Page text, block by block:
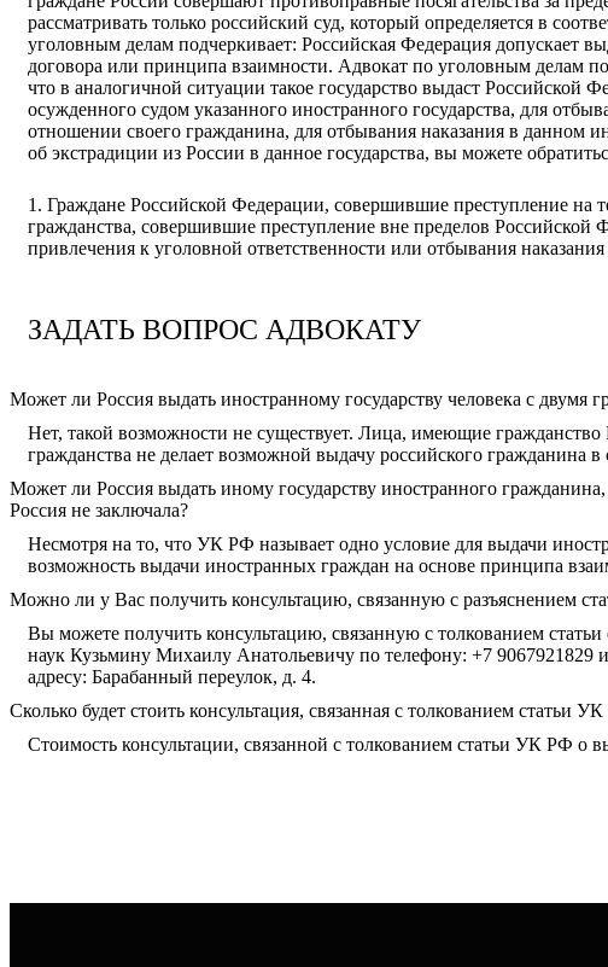
рассматривать только российский суд, который определяется в
уголовным делам подчеркивает: Российская Федерация допускает
договора или принципа взаимности. Адвокат по уголовным делам
что в аналогичной ситуации такое государство выдаст Российской
осужденного судом указанного иностранного государства, для
отношении своего гражданина, для отбывания наказания в данном
об экстрадиции из России в данное государства, вы можете
1. Граждане Российской Федерации, совершившие преступление на
гражданства, совершившие преступление вне пределов
привлечения к уголовной ответственности или отбывания
ЗАДАТЬ ВОПРОС АДВОКАТУ
Может ли Россия выдать иностранному государству человека с двумя
Нет, такой возможности не существует. Лица, имеющие
гражданства не делает возможной выдачу российского гражданина в
Может ли Россия выдать иному государству иностранного
Россия не заключала?
Несмотря на то, что УК РФ называет одно условие для выдачи
возможность выдачи иностранных граждан на основе принципа
Можно ли у Вас получить консультацию, связанную с разъяснением
Вы можете получить консультацию, связанную с толкованием
наук Кузьмину Михаилу Анатольевичу по телефону: +7 9067921829
адресу: Барабанный переулок, д. 4.
Сколько будет стоить консультация, связанная с толкованием
Стоимость консультации, связанной с толкованием статьи УК РФ о